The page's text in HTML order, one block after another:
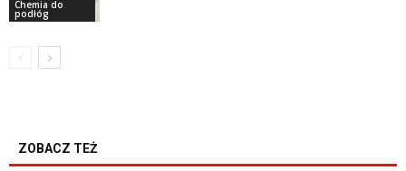
Chemia do
podłóg
ZOBACZ TEŻ